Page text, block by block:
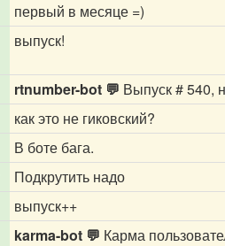
первый в месяце =)
выпуск!
rtnumber-bot 💬 Выпуск # 540,
как это не гиковский?
В боте бага.
Подкрутить надо
выпуск++
karma-bot 💬 Карма